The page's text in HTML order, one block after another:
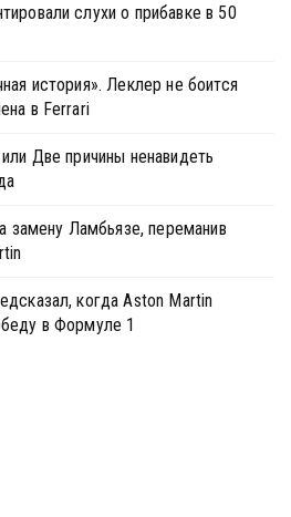
слухи о прибавке в 50
история». Леклер не боится
в Ferrari
Две причины ненавидеть
замену Ламбьязе, переманив
когда Aston Martin
в Формуле 1